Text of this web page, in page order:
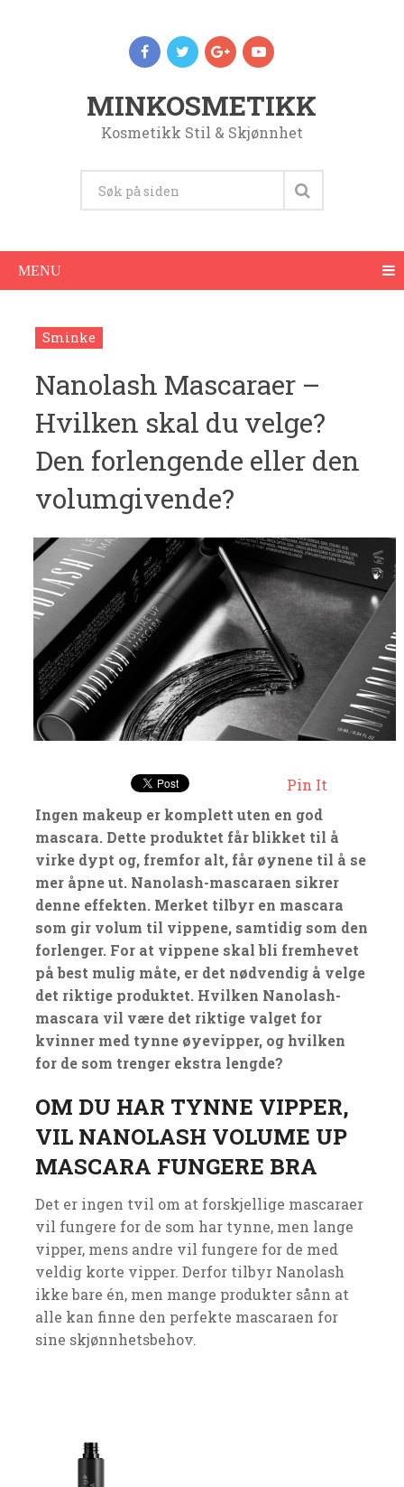
MINKOSMETIKK
Kosmetikk Stil & Skjønnhet
MENU
Sminke
Nanolash Mascaraer –
Hvilken skal du velge?
Den forlengende eller den
volumgivende?
Pin It
Ingen makeup er komplett uten en god
mascara. Dette produktet får blikket til å
virke dypt og, fremfor alt, får øynene til å se
mer åpne ut. Nanolash-mascaraen sikrer
denne effekten. Merket tilbyr en mascara
som gir volum til vippene, samtidig som den
forlenger. For at vippene skal bli fremhevet
på best mulig måte, er det nødvendig å velge
det riktige produktet. Hvilken Nanolash-
mascara vil være det riktige valget for
kvinner med tynne øyevipper, og hvilken
for de som trenger ekstra lengde?
OM DU HAR TYNNE VIPPER,
VIL NANOLASH VOLUME UP
MASCARA FUNGERE BRA
Det er ingen tvil om at forskjellige mascaraer
vil fungere for de som har tynne, men lange
vipper, mens andre vil fungere for de med
veldig korte vipper. Derfor tilbyr Nanolash
ikke bare én, men mange produkter sånn at
alle kan finne den perfekte mascaraen for
sine skjønnhetsbehov.